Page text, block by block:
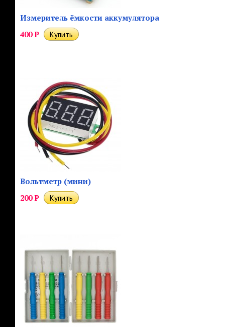
Измеритель ёмкости аккумулятора
400Р
Вольтметр (мини)
200Р